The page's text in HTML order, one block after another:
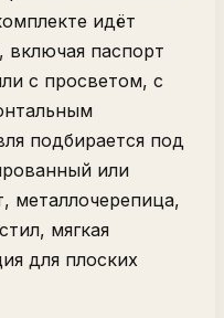
идёт
включая паспорт
с просветом, с
подбирается под
или
металлочерепица,
мягкая
для плоских